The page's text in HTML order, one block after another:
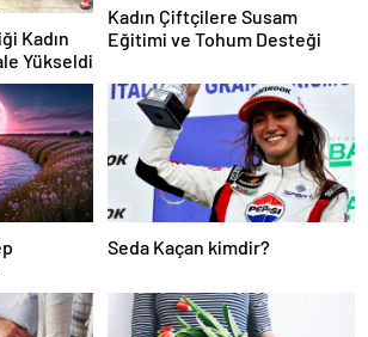
Kadın
Yükseldi
Kadın Çiftçilere Susam
Eğitimi ve Tohum Desteği
Seda Kaçan kimdir?